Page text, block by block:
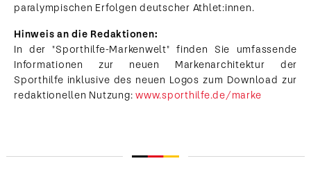
paralympischen Erfolgen deutscher Athlet:innen.
Hinweis an die Redaktionen:
In der "Sporthilfe-Markenwelt" finden Sie umfassende
Informationen zur neuen Markenarchitektur der
Sporthilfe inklusive des neuen Logos zum Download zur
redaktionellen Nutzung: www.sporthilfe.de/marke